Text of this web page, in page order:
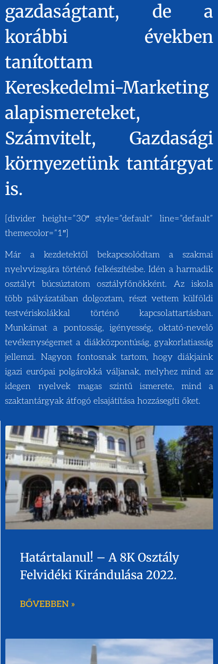
gazdaságtant, de a
korábbi években
tanítottam
Kereskedelmi-Marketing
alapismereteket,
Számvitelt, Gazdasági
környezetünk tantárgyat
is.
[divider height=”30″ style=”default” line=”default”
themecolor=”1″]
Már a kezdetektől bekapcsolódtam a szakmai
nyelvvizsgára történő felkészítésbe. Idén a harmadik
osztályt búcsúztatom osztályfőnökként. Az iskola
több pályázatában dolgoztam, részt vettem külföldi
testvériskolákkal történő kapcsolattartásban.
Munkámat a pontosság, igényesség, oktató-nevelő
tevékenységemet a diákközpontúság, gyakorlatiasság
jellemzi. Nagyon fontosnak tartom, hogy diákjaink
igazi európai polgárokká váljanak, melyhez mind az
idegen nyelvek magas szintű ismerete, mind a
szaktantárgyak átfogó elsajátítása hozzásegíti őket.
Határtalanul! – A 8K Osztály
Felvidéki Kirándulása 2022.
BŐVEBBEN »